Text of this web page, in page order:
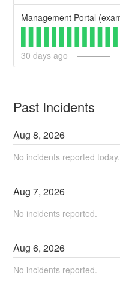
30 days ago
Past Incidents
Aug8,2026
No incidents reported today.
Aug7,2026
No incidents reported.
Aug6,2026
No incidents reported.